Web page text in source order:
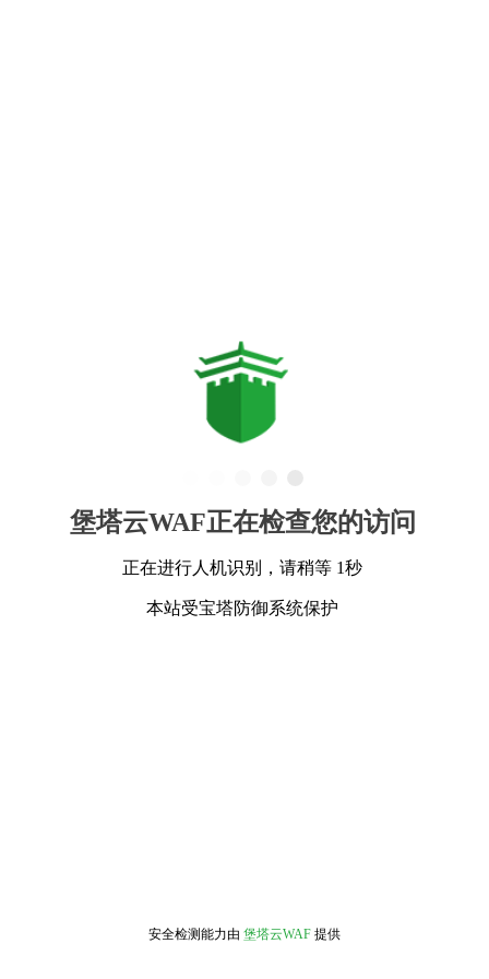
堡塔云WAF正在检查您的访问
正在进行人机识别，请稍等 1秒
本站受宝塔防御系统保护
安全检测能力由 堡塔云WAF 提供